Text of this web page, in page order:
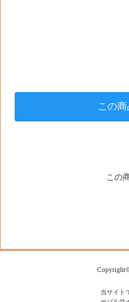
この
この
当サイト